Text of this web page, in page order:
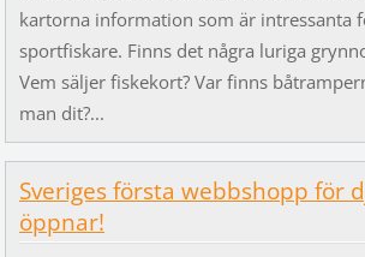
kartorna information som är intressanta
sportfiskare. Finns det några luriga
Vem säljer fiskekort? Var finns
man dit?...
Sveriges första webbshopp för
öppnar!